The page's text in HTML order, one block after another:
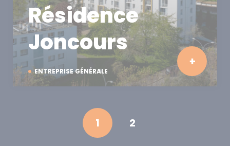
ENTREPRISE GÉNÉRALE
Résidence
Joncours
1 2